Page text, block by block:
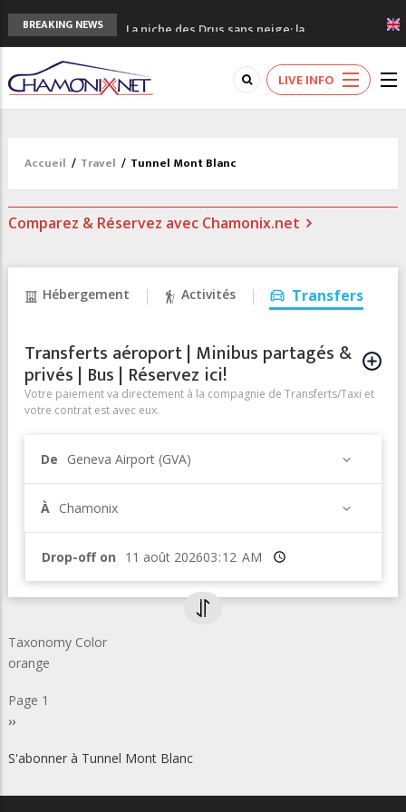
BREAKING NEWS
La niche des Drus sans neige: la
sécheresse en haute montagne
3 bonnes raisons pour visiter le nouveau
Musée du Mont-Blanc
Accidents en montagne: 3 personnes sont
Craft ouvre un nouveau magasin de course
LIVE INFO
Accueil / Travel / Tunnel Mont Blanc
Comparez & Réservez avec Chamonix.net
Hébergement Activités Transfers
Transferts aéroport | Minibus partagés &
privés | Bus | Réservez ici!
Votre paiement va directement à la compagnie de Transferts/Taxi et
votre contrat est avec eux.
De Geneva Airport (GVA)
À Chamonix
Drop-off on Heure
Taxonomy Color
orange
Page 1
Page
››
S'abonner à Tunnel Mont Blanc